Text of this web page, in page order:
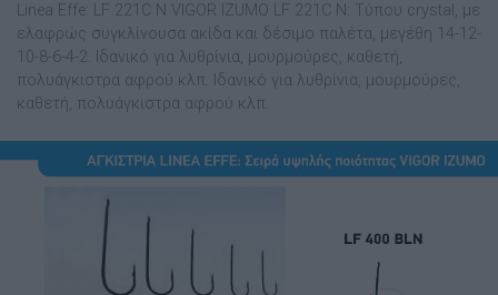
Linea Effe: LF 221C N VIGOR IZUMO LF 221C N: Τύπου crystal, µε
ελαφρώς συγκλίνουσα ακίδα και δέσιµο παλέτα, µεγέθη 14-12-
10-8-6-4-2. Ιδανικό για λυθρίνια, µουρµούρες, καθετή,
πολυάγκιστρα αφρού κλπ. Ιδανικό για λυθρίνια, µουρµούρες,
καθετή, πολυάγκιστρα αφρού κλπ.